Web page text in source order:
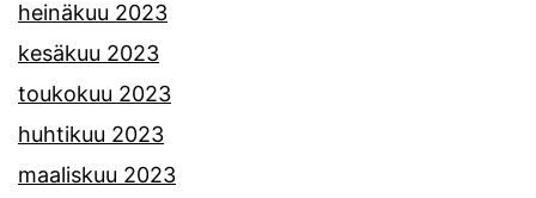
heinäkuu 2023
kesäkuu 2023
toukokuu 2023
huhtikuu 2023
maaliskuu 2023